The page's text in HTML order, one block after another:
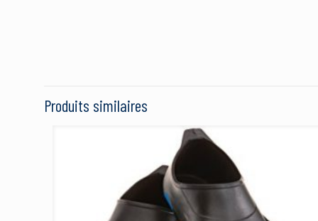
Votre adresse e-mail
Votre note*
Produits similaires